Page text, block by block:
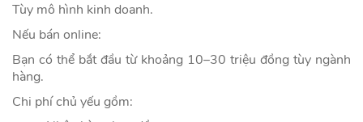
Tùy mô hình kinh doanh.
Nếu bán online:
Bạn có thể bắt đầu từ khoảng 10–30 triệu đồng tùy ngành
hàng.
Chi phí chủ yếu gồm: